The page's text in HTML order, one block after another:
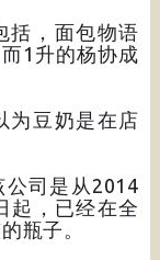
括，面包物语
1升的杨协成
为豆奶是在店
公司是从2014
起，已经在全
瓶子。